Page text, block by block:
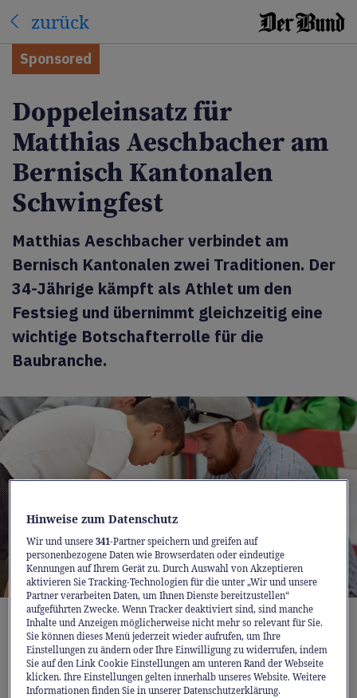
zurück
Sponsored
Doppeleinsatz für
Matthias Aeschbacher am
Bernisch Kantonalen
Schwingfest
Matthias Aeschbacher verbindet am
Bernisch Kantonalen zwei Traditionen. Der
34-Jährige kämpft als Athlet um den
Festsieg und übernimmt gleichzeitig eine
wichtige Botschafterrolle für die
Baubranche.
Seit mehr als drei Jahren unterstützt Matthias Aeschbacher
den Berner Baumeisterverband als Berufsbotschafterier im
Einsatz in der Baumeisterarena am Oberländischen
Schwingfest in Brienz 2024.
Hinweise zum Datenschutz
Wir und unsere341-Partner speichern und greifen auf
personenbezogene Daten wie Browserdaten oder eindeutige
Kennungen auf Ihrem Gerät zu. Durch Auswahl von Akzeptieren
aktivieren Sie Tracking-Technologien für die unter „Wir und unsere
Partner verarbeiten Daten, um Ihnen Dienste bereitzustellen“
aufgeführten Zwecke. Wenn Tracker deaktiviert sind, sind manche
Inhalte und Anzeigen möglicherweise nicht mehr so relevant für Sie.
Sie können dieses Menü jederzeit wieder aufrufen, um Ihre
Einstellungen zu ändern oder Ihre Einwilligung zu widerrufen, indem
Sie auf den Link Cookie Einstellungen am unteren Rand der Webseite
klicken. Ihre Einstellungen gelten innerhalb unseres Website. Weitere
Informationen finden Sie in unserer Datenschutzerklärung.